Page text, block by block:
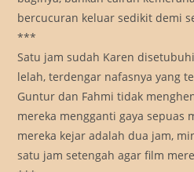
bercucuran keluar sedikit demi
***
Satu jam sudah Karen
lelah, terdengar nafasnya yang
Guntur dan Fahmi tidak
mereka mengganti gaya sepuas
mereka kejar adalah dua jam,
satu jam setengah agar film